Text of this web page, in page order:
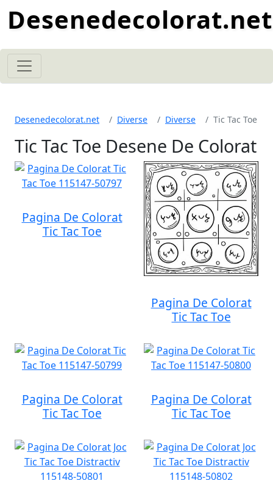
Desenedecolorat.net
Desenedecolorat.net Diverse Diverse Tic Tac Toe
Tic Tac Toe Desene De Colorat
Pagina De Colorat
Tic Tac Toe
Pagina De Colorat
Tic Tac Toe
Pagina De Colorat
Tic Tac Toe
Pagina De Colorat
Tic Tac Toe